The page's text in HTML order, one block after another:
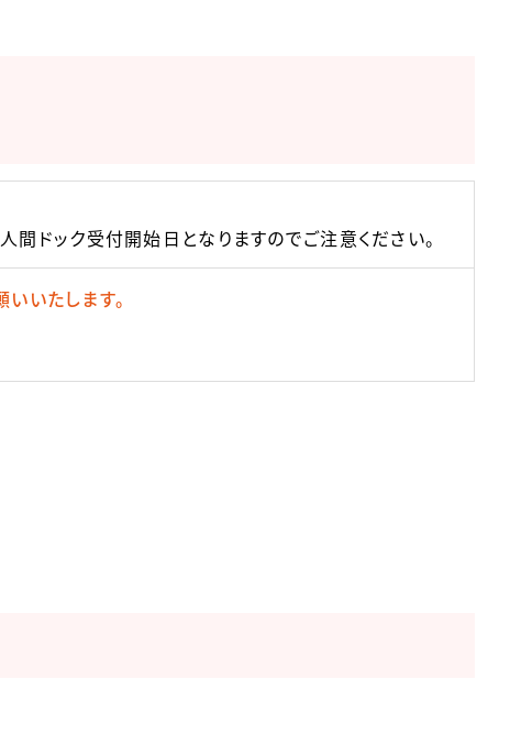
間ドック受付開始日となりますのでご注意ください。
いたします。